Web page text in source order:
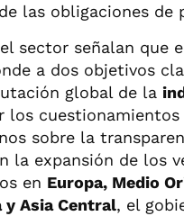
las obligaciones de
sector señalan que
a dos objetivos
global de la
los cuestionamientos
sobre la
la expansión de los
en Europa, Medio
y Asia Central, el